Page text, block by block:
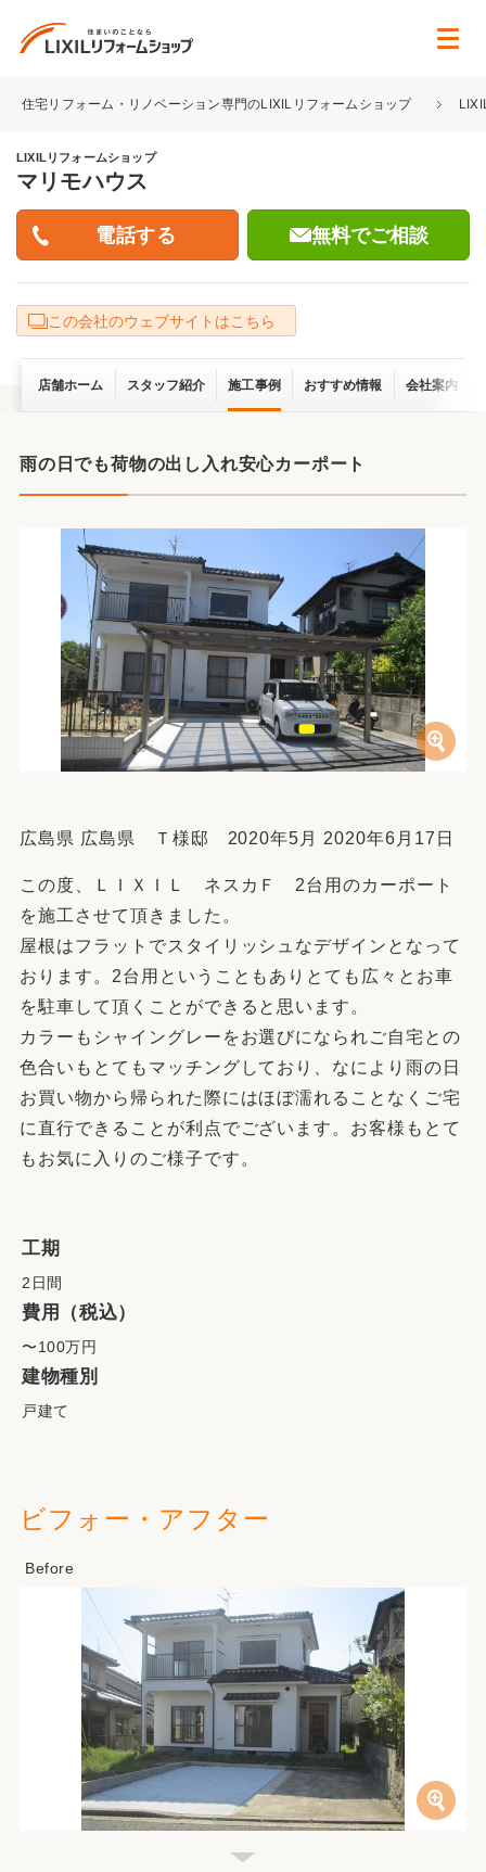
住宅リフォーム・リノベーション専門のLIXILリフォームショップ
LIXILリフォームショップ
マリモハウス
無料でご相談
この会社のウェブサイトはこちら
店舗ホーム スタッフ紹介 施工事例 おすすめ情報 会社案内
雨の日でも荷物の出し入れ安心カーポート
広島県 広島県 Ｔ様邸 2020年5月 2020年6月17日
この度、ＬＩＸＩＬ ネスカＦ 2台用のカーポート
を施工させて頂きました。
屋根はフラットでスタイリッシュなデザインとなって
おります。2台用ということもありとても広々とお車
を駐車して頂くことができると思います。
カラーもシャイングレーをお選びになられご自宅との
色合いもとてもマッチングしており、なにより雨の日
お買い物から帰られた際にはほぼ濡れることなくご宅
に直行できることが利点でございます。お客様もとて
もお気に入りのご様子です。
工期
2日間
費用（税込）
〜100万円
建物種別
戸建て
ビフォー・アフター